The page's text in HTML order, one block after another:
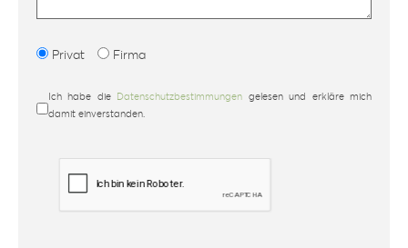
Privat Firma
Ich habe die Datenschutzbestimmungen gelesen und erkläre mich
damit einverstanden.